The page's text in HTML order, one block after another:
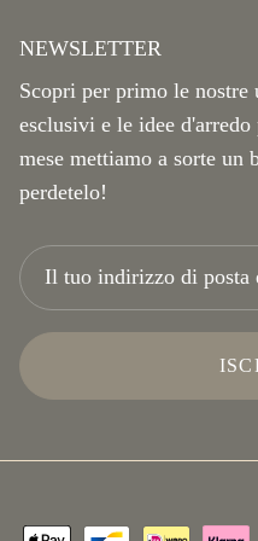
NEWSLETTER
Scopri per primo le
esclusivi e le idee
mese mettiamo a sorte un
perdetelo!